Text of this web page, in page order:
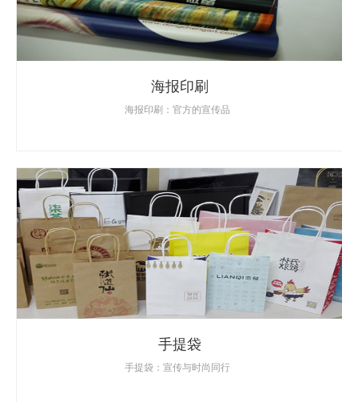
海报印刷
海报印刷：官方的宣传品
手提袋
手提袋：宣传与时尚同行